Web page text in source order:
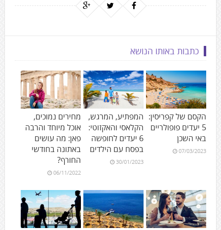
כתבות באותו הנושא
הקסם של קפריסין:
5 יעדים פופולריים
באי השכן
07/03/2023
המפתיע, המרגש,
הקלאסי והאקזוטי:
6 יעדים לחופשה
בפסח עם הילדים
30/01/2023
מחירים נמוכים,
אוכל מיוחד והרבה
פאן: מה עושים
באתונה בחודשי
החורף?
06/11/2022